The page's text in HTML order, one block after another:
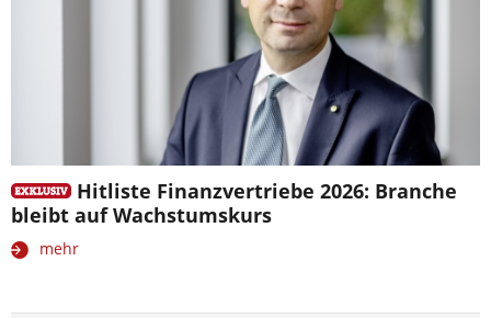
Hitliste Finanzvertriebe 2026: Branche
bleibt auf Wachstumskurs
mehr